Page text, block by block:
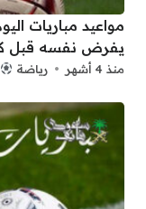
يفرض نفسه قبل
منذ 4 أشهر رياضة